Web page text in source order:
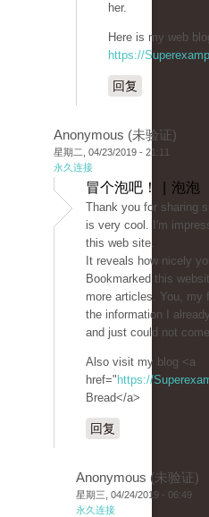
her.
Here is my web
https://
回复
Anonymous (未验证)
星期二, 04/23/2019 - 21:11
永久连接
冒个泡吧！ | 泡泡
Thank you for sharing
is very cool. I'm
this web site.
It reveals how nicely
Bookmarked this
more articles. You, my
the information I
and just could not
Also visit my blog <a
href=" https://
Bread</a>
回复
Anonymous (未验证)
星期三, 04/24/2019 - 06:49
永久连接